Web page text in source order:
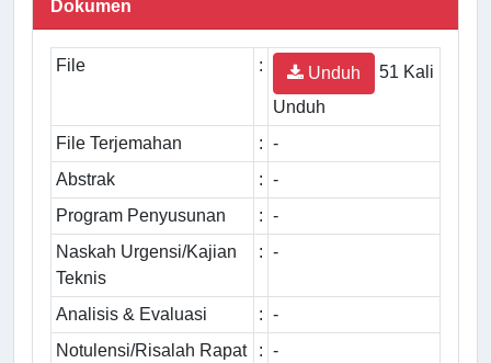
Dokumen
File : Unduh
51 Kali
Unduh
File Terjemahan
: -
Abstrak
: -
Program Penyusunan
: -
Naskah Urgensi/Kajian
Teknis
: -
Analisis & Evaluasi : -
Notulensi/Risalah Rapat
: -